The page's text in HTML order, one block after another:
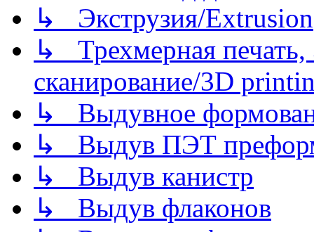
↳ Экструзия/Extrusion
↳ Трехмерная
сканирование/3D
↳ Выдувное
↳ Выдув ПЭТ
↳ Выдув канистр
↳ Выдув флаконов